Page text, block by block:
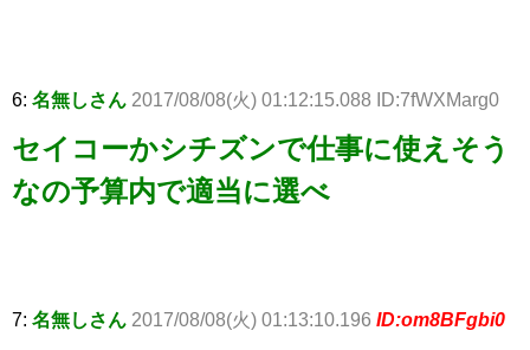
6: 名無しさん 2017/08/08(火) 01:12:15.088 ID:7fWXMarg0
セイコーかシチズンで仕事に使えそう
なの予算内で適当に選べ
7: 名無しさん 2017/08/08(火) 01:13:10.196 ID:om8BFgbi0